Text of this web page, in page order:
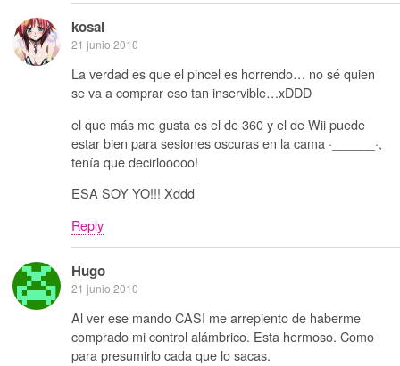
kosai
21 junio 2010
La verdad es que el pincel es horrendo… no sé quien
se va a comprar eso tan inservible…xDDD
el que más me gusta es el de 360 y el de Wii puede
estar bien para sesiones oscuras en la cama ·______·,
tenía que decirlooooo!
ESA SOY YO!!! Xddd
Reply
Hugo
21 junio 2010
Al ver ese mando CASI me arrepiento de haberme
comprado mi control alámbrico. Esta hermoso. Como
para presumirlo cada que lo sacas.